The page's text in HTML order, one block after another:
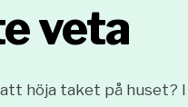
veta
höja taket på huset?